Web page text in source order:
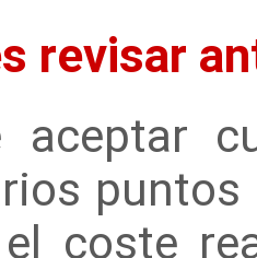
revisar
aceptar
el coste